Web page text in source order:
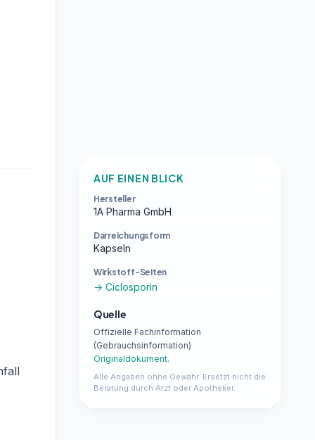
AUF EINEN BLICK
Hersteller
1A Pharma GmbH
Darreichungsform
Kapseln
Wirkstoff-Seiten
→ Ciclosporin
Quelle
Offizielle Fachinformation
(Gebrauchsinformation)
Originaldokument.
Alle Angaben ohne Gewähr. Ersetzt nicht die
Beratung durch Arzt oder Apotheker.